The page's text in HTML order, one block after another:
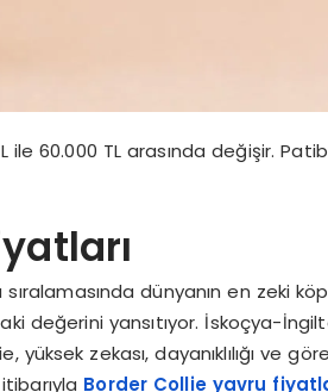
ile 60.000 TL arasında değişir.
dünyanın en zeki
değerini yansıtıyor. İskoçya-
zekası, dayanıklılığı ve
Border Collie yavru